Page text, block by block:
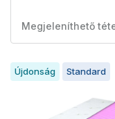
Megjeleníthető
T
eÚjdonság Standard